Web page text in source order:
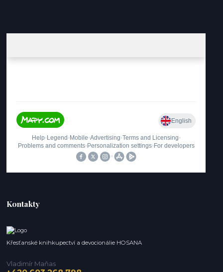
Kontakty
Křesťanské knihkupectví a devocionálie HOSANA
Vladimír Maňas